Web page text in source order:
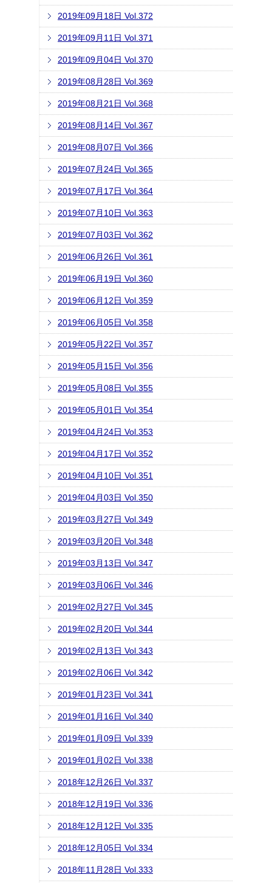
2019年09月18日 Vol.372
2019年09月11日 Vol.371
2019年09月04日 Vol.370
2019年08月28日 Vol.369
2019年08月21日 Vol.368
2019年08月14日 Vol.367
2019年08月07日 Vol.366
2019年07月24日 Vol.365
2019年07月17日 Vol.364
2019年07月10日 Vol.363
2019年07月03日 Vol.362
2019年06月26日 Vol.361
2019年06月19日 Vol.360
2019年06月12日 Vol.359
2019年06月05日 Vol.358
2019年05月22日 Vol.357
2019年05月15日 Vol.356
2019年05月08日 Vol.355
2019年05月01日 Vol.354
2019年04月24日 Vol.353
2019年04月17日 Vol.352
2019年04月10日 Vol.351
2019年04月03日 Vol.350
2019年03月27日 Vol.349
2019年03月20日 Vol.348
2019年03月13日 Vol.347
2019年03月06日 Vol.346
2019年02月27日 Vol.345
2019年02月20日 Vol.344
2019年02月13日 Vol.343
2019年02月06日 Vol.342
2019年01月23日 Vol.341
2019年01月16日 Vol.340
2019年01月09日 Vol.339
2019年01月02日 Vol.338
2018年12月26日 Vol.337
2018年12月19日 Vol.336
2018年12月12日 Vol.335
2018年12月05日 Vol.334
2018年11月28日 Vol.333